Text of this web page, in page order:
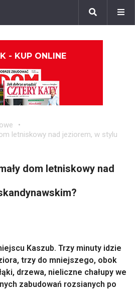
- KUP ONLINE
letniskowy nad jeziorem, w stylu
dom letniskowy nad
Kaszub. Trzy minuty idzie
trzy do mniejszego, obok
drzewa, nieliczne chałupy we
zabudowań rozsianych po